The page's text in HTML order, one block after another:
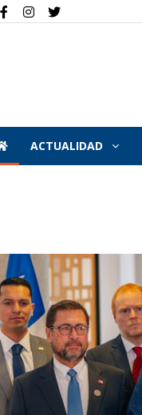
ACTUALIDAD